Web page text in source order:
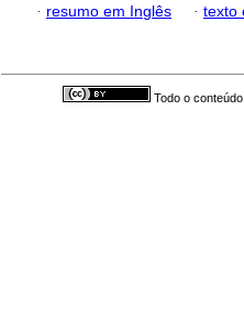
· resumo em Inglês · texto
Todo o